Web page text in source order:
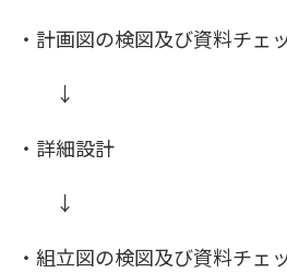
・計画図の検図及び資料チェ
↓
・詳細設計
↓
・組立図の検図及び資料チェ